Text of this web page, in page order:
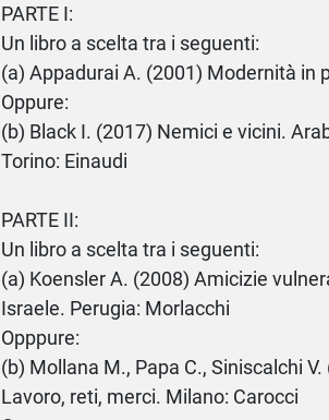
PARTE I:
Un libro a scelta tra i seguenti:
(a) Appadurai A. (2001) Modernità in
Oppure:
(b) Black I. (2017) Nemici e vicini.
Torino: Einaudi
PARTE II:
Un libro a scelta tra i seguenti:
(a) Koensler A. (2008) Amicizie
Israele. Perugia: Morlacchi
Opppure:
(b) Mollana M., Papa C., Siniscalchi
Lavoro, reti, merci. Milano: Carocci